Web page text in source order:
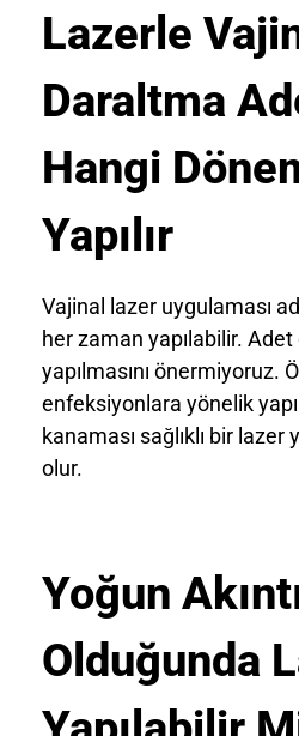
Lazerle
Daraltma
Hangi
Yapılır
Vajinal lazer uygulaması
her zaman yapılabilir.
yapılmasını önermiyoruz.
enfeksiyonlara yönelik
kanaması sağlıklı bir lazer
olur.
Yoğun
Olduğunda